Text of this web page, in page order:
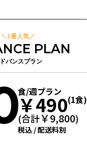
＼1番人気／
PLAN
バンスプラン
食/週プラン
￥490(1食)
(合計￥9,800)
税込 / 配送料別